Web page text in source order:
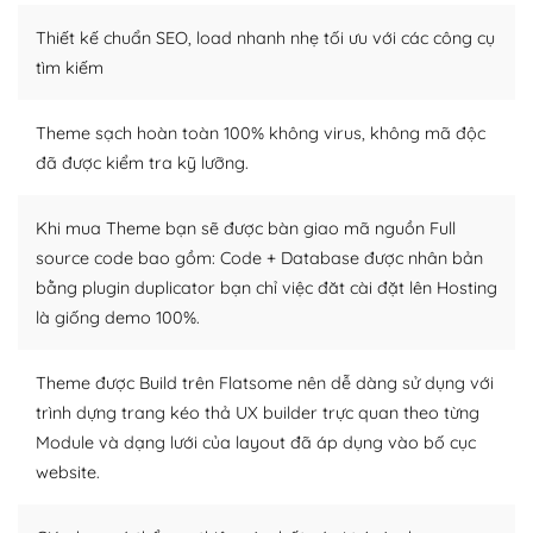
WordPress là nơi lưu trữ cho một diễn đàn cộng đồng
người cuồng tín WordPress.
Nếu bạn gặp khó khăn, bạn có thể lên mạng và tìm
lời, giải đáp vấn đề của bạn.
Cộng đồng sử dụng WordPress sẵn sàng hỗ trợ bạn
– Đa dạng plugin và themes
Plugin mở rộng là thành phần cài đặt thêm vào
WordPress để tăng thêm các tính năng cần thiết. Có
nhiều plugin trả phí hoặc miễn phí.
Nhờ lượng người dùng đông đảo, thư viện themes và
Thiết kế chuẩn SEO, load nhanh nhẹ tối ưu với các công cụ
tìm kiếm
Theme sạch hoàn toàn 100% không virus, không mã độc
đã được kiểm tra kỹ lưỡng.
Khi mua Theme bạn sẽ được bàn giao mã nguồn Full
source code bao gồm: Code + Database được nhân bản
bằng plugin duplicator bạn chỉ việc đăt cài đặt lên Hosting
là giống demo 100%.
Theme được Build trên Flatsome nên dễ dàng sử dụng với
trình dựng trang kéo thả UX builder trực quan theo từng
Module và dạng lưới của layout đã áp dụng vào bố cục
website.